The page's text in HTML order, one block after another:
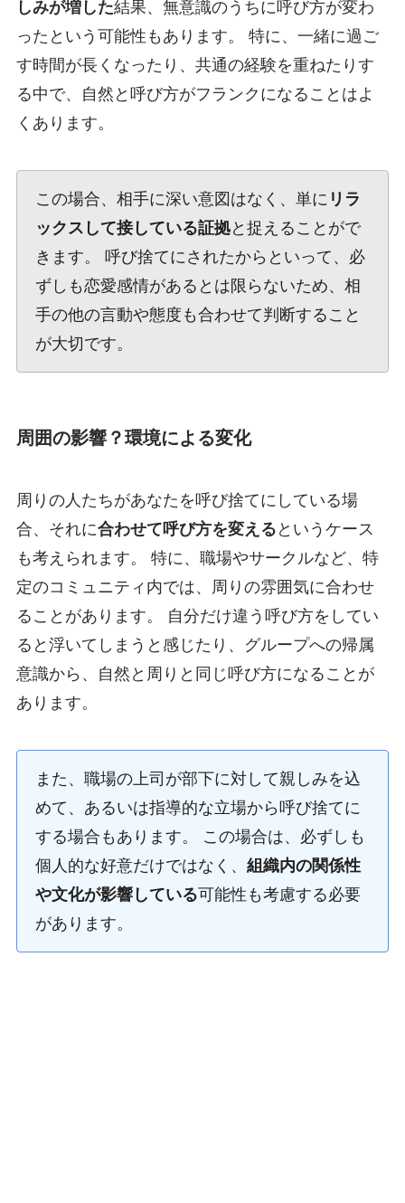
しみが増した結果、無意識のうちに呼び方が変わ
ったという可能性もあります。 特に、一緒に過ご
す時間が長くなったり、共通の経験を重ねたりす
る中で、自然と呼び方がフランクになることはよ
くあります。
この場合、相手に深い意図はなく、単に リラ
ックスして接している証拠と捉えることがで
きます。 呼び捨てにされたからといって、必
ずしも恋愛感情があるとは限らないため、相
手の他の言動や態度も合わせて判断すること
が大切です。
周囲の影響？環境による変化
周りの人たちがあなたを呼び捨てにしている場
合、それに合わせて呼び方を変える というケース
も考えられます。 特に、職場やサークルなど、特
定のコミュニティ内では、周りの雰囲気に合わせ
ることがあります。 自分だけ違う呼び方をしてい
ると浮いてしまうと感じたり、グループへの帰属
意識から、自然と周りと同じ呼び方になることが
あります。
また、職場の上司が部下に対して親しみを込
めて、あるいは指導的な立場から呼び捨てに
する場合もあります。 この場合は、必ずしも
個人的な好意だけではなく、 組織内の関係性
や文化が影響している可能性も考慮する必要
があります。